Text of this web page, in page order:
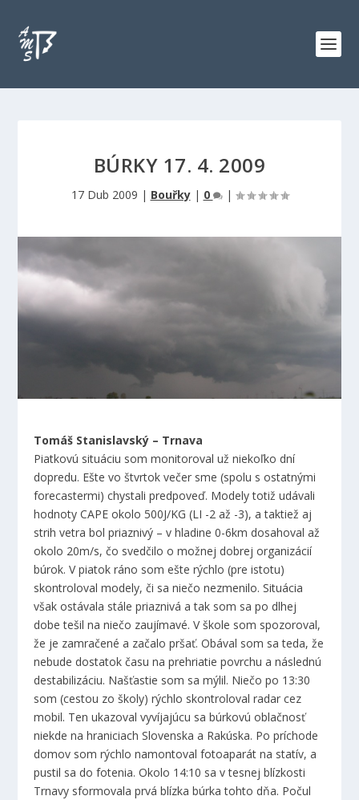
BÚRKY 17. 4. 2009
17 Dub 2009 | Bouřky| 0 |
Tomáš Stanislavský – Trnava
Piatkovú situáciu som monitoroval už niekoľko dní
dopredu. Ešte vo štvrtok večer sme (spolu s ostatnými
forecastermi) chystali predpoveď. Modely totiž udávali
hodnoty CAPE okolo 500J/KG (LI -2 až -3), a taktiež aj
strih vetra bol priaznivý – v hladine 0-6km dosahoval až
okolo 20m/s, čo svedčilo o možnej dobrej organizácií
búrok. V piatok ráno som ešte rýchlo (pre istotu)
skontroloval modely, či sa niečo nezmenilo. Situácia
však ostávala stále priaznivá a tak som sa po dlhej
dobe tešil na niečo zaujímavé. V škole som spozoroval,
že je zamračené a začalo pršať. Obával som sa teda, že
nebude dostatok času na prehriatie povrchu a následnú
destabilizáciu. Našťastie som sa mýlil. Niečo po 13:30
som (cestou zo školy) rýchlo skontroloval radar cez
mobil. Ten ukazoval vyvíjajúcu sa búrkovú oblačnosť
niekde na hraniciach Slovenska a Rakúska. Po príchode
domov som rýchlo namontoval fotoaparát na statív, a
pustil sa do fotenia. Okolo 14:10 sa v tesnej blízkosti
Trnavy sformovala prvá blízka búrka tohto dňa. Počul